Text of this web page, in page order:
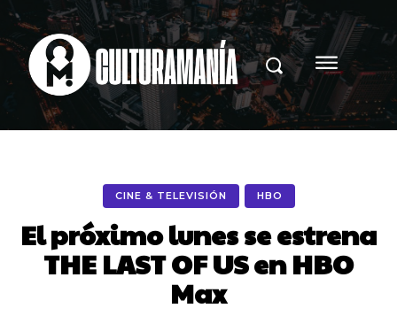
CINE & TELEVISIÓN HBO
El próximo lunes se estrena
THE LAST OF US en HBO
Max